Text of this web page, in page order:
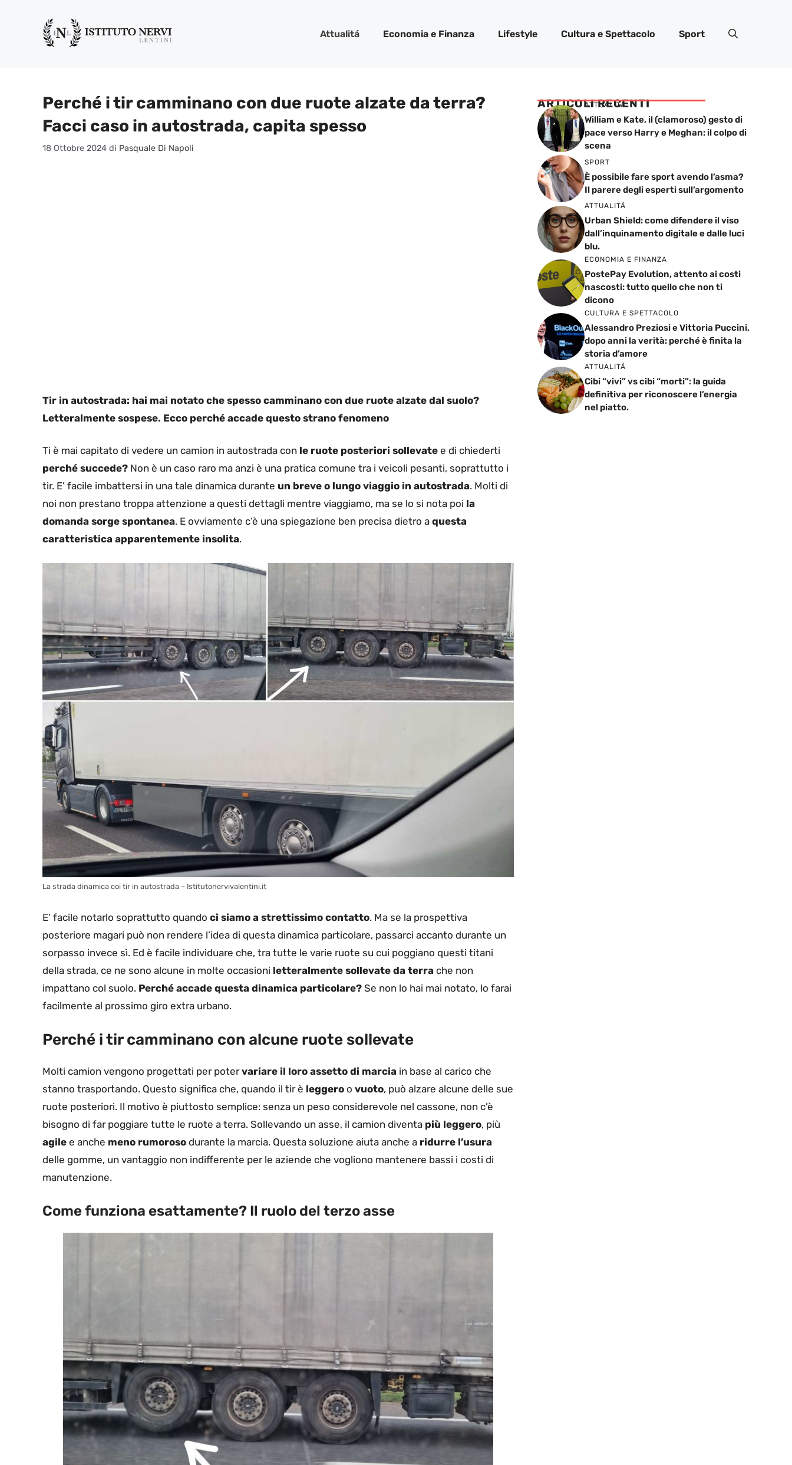
contenuto
Attualitá Economia e Finanza Lifestyle Cultura e Spettacolo Sport
Perché i tir camminano con due ruote alzate da terra?
Facci caso in autostrada, capita spesso
18 Ottobre 2024 di Pasquale Di Napoli
Tir in autostrada: hai mai notato che spesso camminano con due ruote alzate dal suolo?
Letteralmente sospese. Ecco perché accade questo strano fenomeno
Ti è mai capitato di vedere un camion in autostrada con le ruote posteriori sollevate e di chiederti
perché succede? Non è un caso raro ma anzi è una pratica comune tra i veicoli pesanti, soprattutto i
tir. E’ facile imbattersi in una tale dinamica durante un breve o lungo viaggio in autostrada. Molti di
noi non prestano troppa attenzione a questi dettagli mentre viaggiamo, ma se lo si nota poi la
domanda sorge spontanea. E ovviamente c’è una spiegazione ben precisa dietro a questa
caratteristica apparentemente insolita.
La strada dinamica coi tir in autostrada – Istitutonervivalentini.it
E’ facile notarlo soprattutto quando ci siamo a strettissimo contatto. Ma se la prospettiva
posteriore magari può non rendere l’idea di questa dinamica particolare, passarci accanto durante un
sorpasso invece sì. Ed è facile individuare che, tra tutte le varie ruote su cui poggiano questi titani
della strada, ce ne sono alcune in molte occasioni letteralmente sollevate da terra che non
impattano col suolo. Perché accade questa dinamica particolare? Se non lo hai mai notato, lo farai
facilmente al prossimo giro extra urbano.
Perché i tir camminano con alcune ruote sollevate
Molti camion vengono progettati per potervariare il loro assetto di marcia in base al carico che
stanno trasportando. Questo significa che, quando il tir è leggero o vuoto, può alzare alcune delle sue
ruote posteriori. Il motivo è piuttosto semplice: senza un peso considerevole nel cassone, non c’è
bisogno di far poggiare tutte le ruote a terra. Sollevando un asse, il camion diventa più leggero, più
agile e anche meno rumoroso durante la marcia. Questa soluzione aiuta anche a ridurre l’usura
delle gomme, un vantaggio non indifferente per le aziende che vogliono mantenere bassi i costi di
manutenzione.
Come funziona esattamente? Il ruolo del terzo asse
ARTICOLI RECENTI
ATTUALITÁ
William e Kate, il (clamoroso) gesto di
pace verso Harry e Meghan: il colpo di
scena
SPORT
È possibile fare sport avendo l’asma?
Il parere degli esperti sull’argomento
ATTUALITÁ
Urban Shield: come difendere il viso
dall’inquinamento digitale e dalle luci
blu.
ECONOMIA E FINANZA
PostePay Evolution, attento ai costi
nascosti: tutto quello che non ti
dicono
CULTURA E SPETTACOLO
Alessandro Preziosi e Vittoria Puccini,
dopo anni la verità: perché è finita la
storia d’amore
ATTUALITÁ
Cibi “vivi” vs cibi “morti”: la guida
definitiva per riconoscere l’energia
nel piatto.